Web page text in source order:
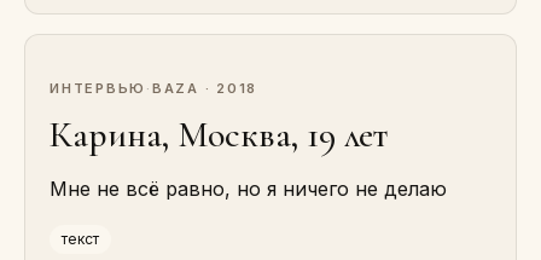
ИНТЕРВЬЮ · BAZA · 2018
Карина, Москва, 19 лет
Мне не всё равно, но я ничего не делаю
текст